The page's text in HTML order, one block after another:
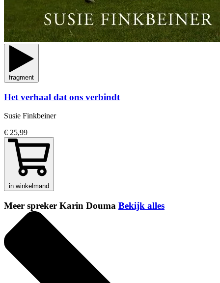
fragment
Het verhaal dat ons verbindt
Susie Finkbeiner
€ 25,99
in winkelmand
Meer spreker Karin Douma Bekijk alles